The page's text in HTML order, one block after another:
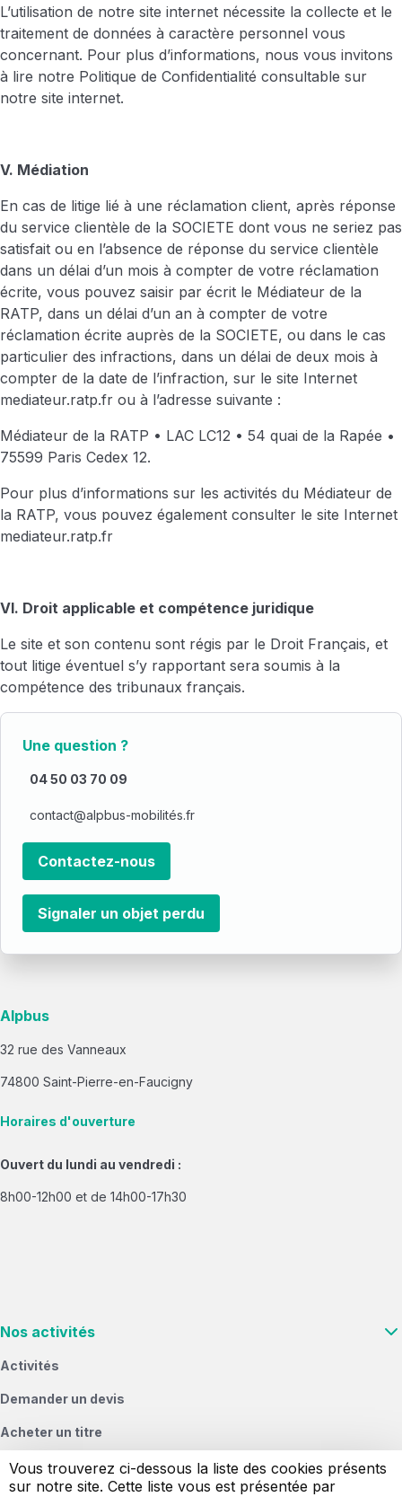
L’utilisation de notre site internet nécessite la collecte et le
traitement de données à caractère personnel vous
concernant. Pour plus d’informations, nous vous invitons
à lire notre Politique de Confidentialité consultable sur
notre site internet.
V. Médiation
En cas de litige lié à une réclamation client, après réponse
du service clientèle de la SOCIETE dont vous ne seriez pas
satisfait ou en l’absence de réponse du service clientèle
dans un délai d’un mois à compter de votre réclamation
écrite, vous pouvez saisir par écrit le Médiateur de la
RATP, dans un délai d’un an à compter de votre
réclamation écrite auprès de la SOCIETE, ou dans le cas
particulier des infractions, dans un délai de deux mois à
compter de la date de l’infraction, sur le site Internet
mediateur.ratp.fr ou à l’adresse suivante :
Médiateur de la RATP • LAC LC12 • 54 quai de la Rapée •
75599 Paris Cedex 12.
Pour plus d’informations sur les activités du Médiateur de
la RATP, vous pouvez également consulter le site Internet
mediateur.ratp.fr
VI. Droit applicable et compétence juridique
Le site et son contenu sont régis par le Droit Français, et
tout litige éventuel s’y rapportant sera soumis à la
compétence des tribunaux français.
Une question ?
04 50 03 70 09
contact@alpbus-mobilités.fr
Contactez-nous
Signaler un objet perdu
Alpbus
32 rue des Vanneaux
74800 Saint-Pierre-en-Faucigny
Horaires d'ouverture
Ouvert du lundi au vendredi :
8h00-12h00 et de 14h00-17h30
Nos activités
Activités
Demander un devis
Acheter un titre
Vous & nous
Vous trouverez ci-dessous la liste des cookies présents
sur notre site. Cette liste vous est présentée par